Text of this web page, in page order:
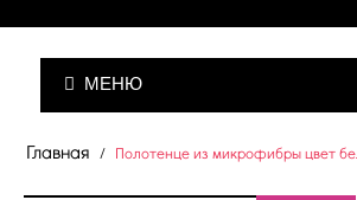
МЕНЮ
Главная / Полотенце из микрофибры цвет